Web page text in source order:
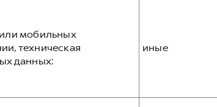
мобильных
техническая
данных:
иные